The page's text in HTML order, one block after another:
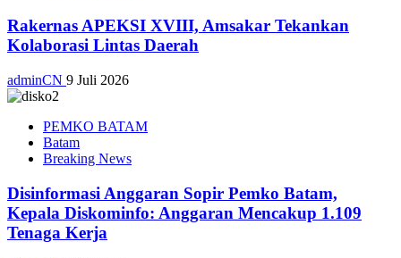
Rakernas APEKSI XVIII, Amsakar Tekankan
Kolaborasi Lintas Daerah
adminCN 9 Juli 2026
PEMKO BATAM
Batam
Breaking News
Disinformasi Anggaran Sopir Pemko Batam,
Kepala Diskominfo: Anggaran Mencakup 1.109
Tenaga Kerja